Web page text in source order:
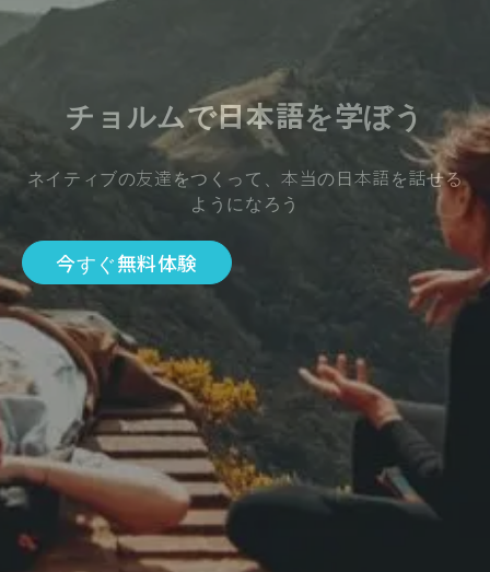
チョルムで日本語を学ぼう
ネイティブの友達をつくって、本当の日本語を話せる
ようになろう
今すぐ無料体験